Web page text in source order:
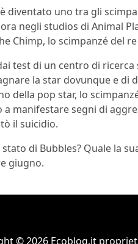
diventato uno tra gli
ora negli studios di Animal
Chimp, lo scimpanzé del
test di un centro di
la star dovunque e di
della pop star, lo
a manifestare segni di
il suicidio.
stato di Bubbles? Quale la
giugno.
© 2026 Ecoblog.it